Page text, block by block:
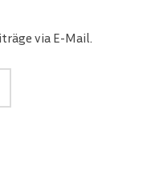
via E-Mail.